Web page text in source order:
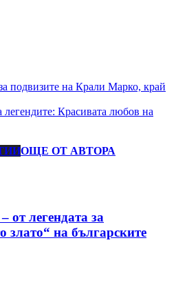
подвизите на Крали Марко, край
легендите: Красивата любов на
ОЩЕ ОТ АВТОРА
легендата за
злато“ на българските